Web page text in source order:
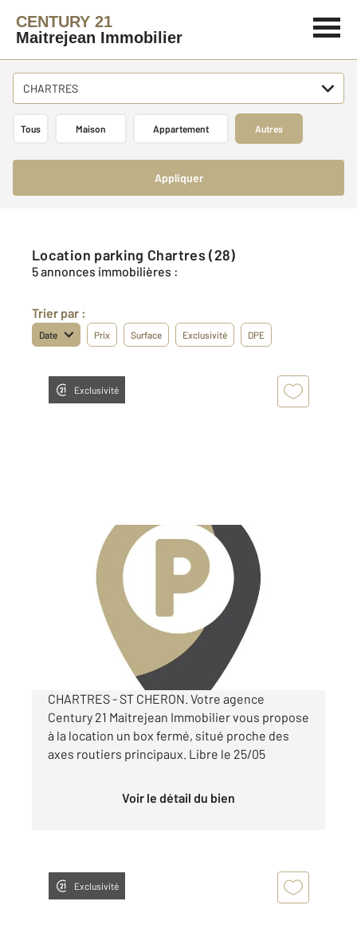
CENTURY 21
Maitrejean Immobilier
CHARTRES
Tous Maison Appartement Autres
Appliquer
Location parking Chartres (28)
5 annonces immobilières :
Trier par :
Date Prix Surface Exclusivité DPE
Exclusivité
CHARTRES 28
Parking à louer
60 €
par mois charges comprises
CHARTRES - ST CHERON. Votre agence
Century 21 Maitrejean Immobilier vous propose
à la location un box fermé, situé proche des
axes routiers principaux. Libre le 25/05
Voir le détail du bien
Exclusivité